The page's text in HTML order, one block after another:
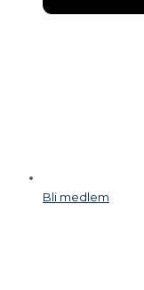
Bli medlem